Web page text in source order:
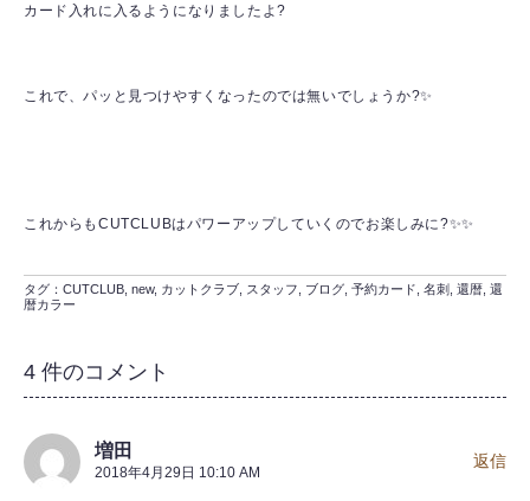
カード入れに入るようになりましたよ?
これで、パッと見つけやすくなったのでは無いでしょうか?✨
これからもCUTCLUBはパワーアップしていくのでお楽しみに?✨✨
タグ： CUTCLUB new, カットクラブ スタッフ ブログ 予約カード 名刺 還暦 還
暦カラー
4 件のコメント
増田
2018年4月29日 10:10 AM
返信